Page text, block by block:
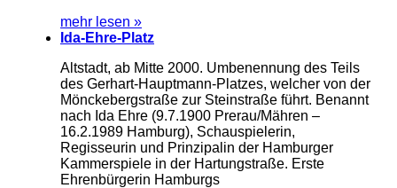
mehr lesen »
Ida-Ehre-Platz
Altstadt, ab Mitte 2000. Umbenennung des Teils
des Gerhart-Hauptmann-Platzes, welcher von der
Mönckebergstraße zur Steinstraße führt. Benannt
nach Ida Ehre (9.7.1900 Prerau/Mähren –
16.2.1989 Hamburg), Schauspielerin,
Regisseurin und Prinzipalin der Hamburger
Kammerspiele in der Hartungstraße. Erste
Ehrenbürgerin Hamburgs